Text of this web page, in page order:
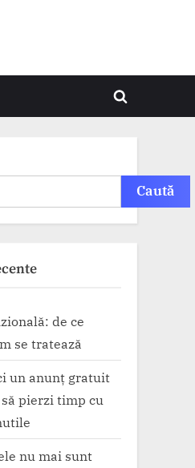
Toggle
Caută
de ce
se tratează
un anunț gratuit
pierzi timp cu
nu mai sunt